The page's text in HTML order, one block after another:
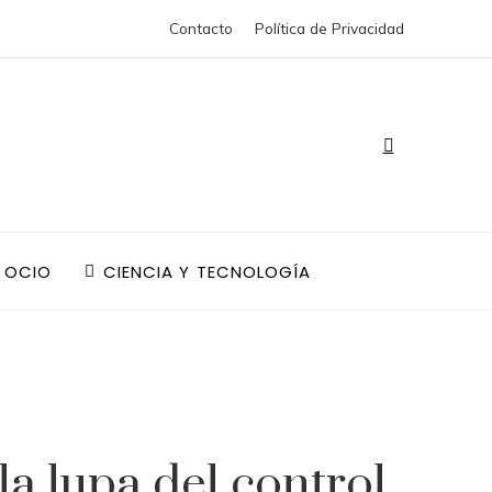
Contacto Política de Privacidad
OCIO CIENCIA Y TECNOLOGÍA